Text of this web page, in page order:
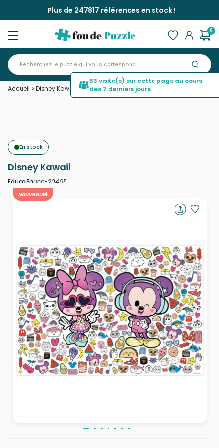
Plus de 247817 références en stock !
0
Accueil > Disney Kawaii
En stock
Disney Kawaii
EducaEduca-20465
Nouveauté
63 visite(s) sur cette page au cours
des 7 derniers jours.